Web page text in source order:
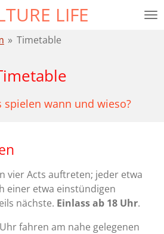
LIFE
» Timetable
spielen wann und wieso?
vier Acts auftreten; jeder etwa
einer etwa einstündigen
nächste. Einlass ab 18 Uhr.
fahren am nahe gelegenen